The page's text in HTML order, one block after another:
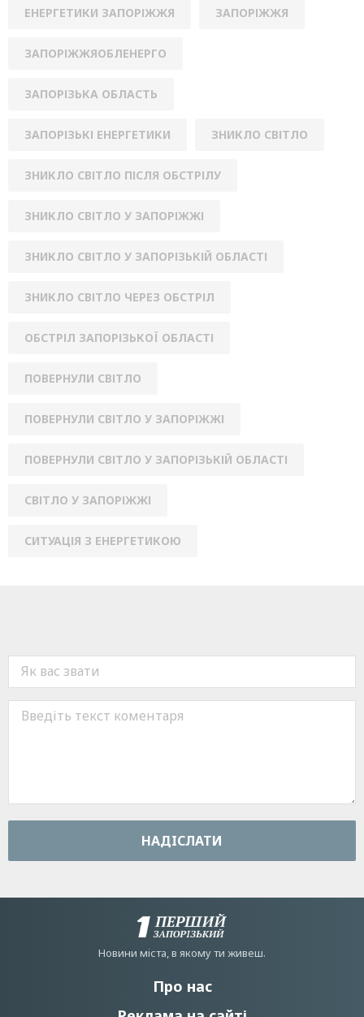
ЕНЕРГЕТИКИ ЗАПОРІЖЖЯ ЗАПОРІЖЖЯ
ЗАПОРІЖЖЯОБЛЕНЕРГО
ЗАПОРІЗЬКА ОБЛАСТЬ
ЗАПОРІЗЬКІ ЕНЕРГЕТИКИ ЗНИКЛО СВІТЛО
ЗНИКЛО СВІТЛО ПІСЛЯ ОБСТРІЛУ
ЗНИКЛО СВІТЛО У ЗАПОРІЖЖІ
ЗНИКЛО СВІТЛО У ЗАПОРІЗЬКІЙ ОБЛАСТІ
ЗНИКЛО СВІТЛО ЧЕРЕЗ ОБСТРІЛ
ОБСТРІЛ ЗАПОРІЗЬКОЇ ОБЛАСТІ
ПОВЕРНУЛИ СВІТЛО
ПОВЕРНУЛИ СВІТЛО У ЗАПОРІЖЖІ
ПОВЕРНУЛИ СВІТЛО У ЗАПОРІЗЬКІЙ ОБЛАСТІ
СВІТЛО У ЗАПОРІЖЖІ
СИТУАЦІЯ З ЕНЕРГЕТИКОЮ
НАДIСЛАТИ
Новини мiста, в якому ти живеш.
Про нас